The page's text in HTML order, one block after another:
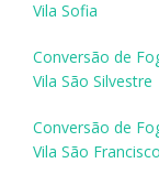
Vila Sofia
Conversão de
Vila São Silvestre
Conversão de
Vila São Francisco